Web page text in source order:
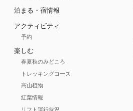
泊まる・宿情報
アクティビティ
予約
楽しむ
春夏秋のみどころ
トレッキングコース
高山植物
紅葉情報
リフト運行状況